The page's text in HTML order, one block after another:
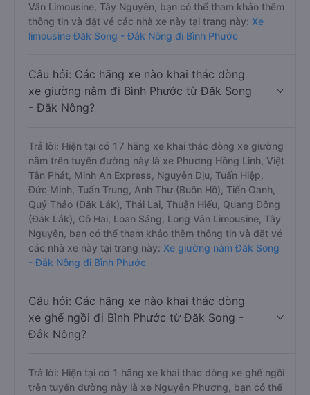
Vân Limousine, Tây Nguyên, bạn có thể tham khảo thêm
thông tin và đặt vé các nhà xe này tại trang này: Xe
limousine Đăk Song - Đắk Nông đi Bình Phước
Câu hỏi: Các hãng xe nào khai thác dòng
xe giường nằm đi Bình Phước từ Đăk Song
- Đắk Nông?
Trả lời: Hiện tại có 17 hãng xe khai thác dòng xe giường
nằm trên tuyến đường này là xe Phương Hồng Linh, Việt
Tân Phát, Minh An Express, Nguyên Dịu, Tuấn Hiệp,
Đức Minh, Tuấn Trung, Anh Thư (Buôn Hồ), Tiến Oanh,
Quý Thảo (Đắk Lắk), Thái Lai, Thuận Hiếu, Quang Đông
(Đắk Lắk), Cô Hai, Loan Sáng, Long Vân Limousine, Tây
Nguyên, bạn có thể tham khảo thêm thông tin và đặt vé
các nhà xe này tại trang này: Xe giường nằm Đăk Song
- Đắk Nông đi Bình Phước
Câu hỏi: Các hãng xe nào khai thác dòng
xe ghế ngồi đi Bình Phước từ Đăk Song -
Đắk Nông?
Trả lời: Hiện tại có 1 hãng xe khai thác dòng xe ghế ngồi
trên tuyến đường này là xe Nguyên Phương, bạn có thể